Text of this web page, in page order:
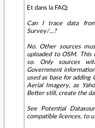
Et dans la FAQ:
Can I trace data
Survey/...?
No. Other sources
uploaded to OSM. This
so. Only sources
Government
used as base for adding
Aerial Imagery, as
Better still, create the
See Potential
compatible licences, to